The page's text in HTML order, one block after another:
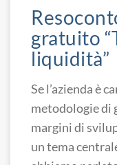
gratuito
liquidità”
Se l’azienda è
metodologie di
margini di
un tema